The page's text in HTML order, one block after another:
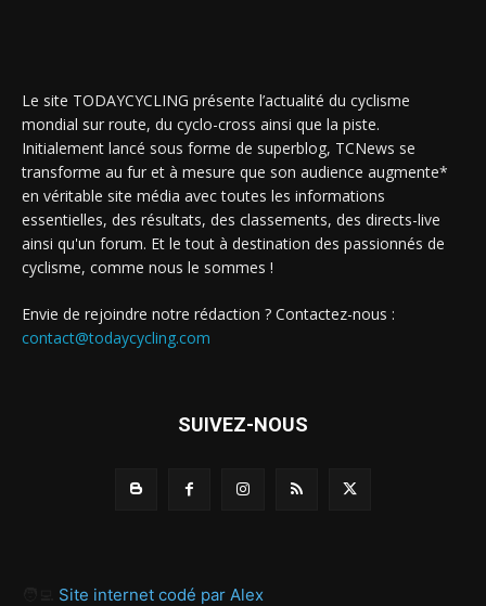
Le site TODAYCYCLING présente l’actualité du cyclisme
mondial sur route, du cyclo-cross ainsi que la piste.
Initialement lancé sous forme de superblog, TCNews se
transforme au fur et à mesure que son audience augmente*
en véritable site média avec toutes les informations
essentielles, des résultats, des classements, des directs-live
ainsi qu'un forum. Et le tout à destination des passionnés de
cyclisme, comme nous le sommes !
Envie de rejoindre notre rédaction ? Contactez-nous :
contact@todaycycling.com
SUIVEZ-NOUS
Site internet codé par Alex